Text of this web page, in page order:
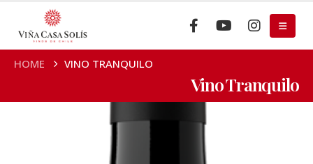
HOME VINO TRANQUILO
Vino Tranquilo